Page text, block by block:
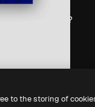
¿Buscas
magnific.ai?
to the storing of